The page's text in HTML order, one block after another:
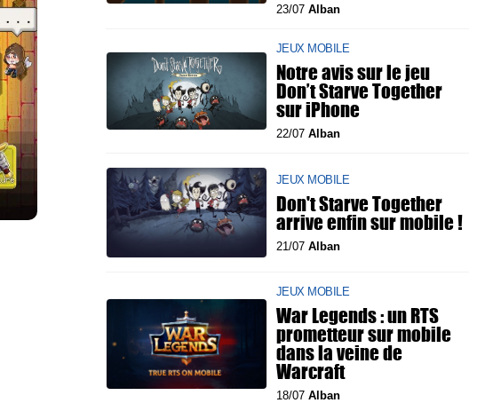
23/07 Alban
JEUX MOBILE
Notre avis sur le jeu
Don’t Starve Together
sur iPhone
22/07 Alban
JEUX MOBILE
Don't Starve Together
arrive enfin sur mobile !
21/07 Alban
JEUX MOBILE
War Legends : un RTS
prometteur sur mobile
dans la veine de
Warcraft
18/07 Alban